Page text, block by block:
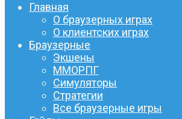
Главная
О браузерных играх
О клиентских играх
Браузерные
Экшены
ММОРПГ
Симуляторы
Стратегии
Все браузерные игры